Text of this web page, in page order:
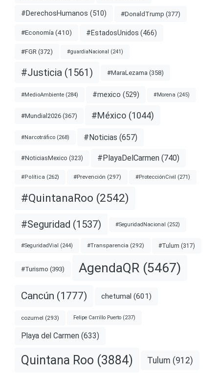
#DerechosHumanos (510) #DonaldTrump (377)
#Economía (410) #EstadosUnidos (466)
#FGR (372) #guardiaNacional (241)
#Justicia (1561) #MaraLezama (358)
#MedioAmbiente (284) #mexico (529) #Morena (245)
#Mundial2026 (367) #México (1044)
#Narcotráfico (268) #Noticias (657)
#NoticiasMexico (323) #PlayaDelCarmen (740)
#Política (262) #Prevención (297) #ProtecciónCivil (271)
#QuintanaRoo (2542)
#Seguridad (1537) #SeguridadNacional (252)
#SeguridadVial (244) #Transparencia (292) #Tulum (317)
#Turismo (393) AgendaQR (5467)
Cancún (1777) chetumal (601)
cozumel (293) Felipe Carrillo Puerto (237)
Playa del Carmen (633)
Quintana Roo (3884) Tulum (912)